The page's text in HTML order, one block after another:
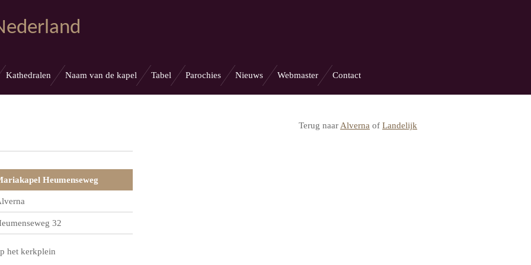
Kathedralen Naam van de kapel Tabel Parochies Nieuws Webmaster Contact
Terug naar Alverna of Landelijk
Heumenseweg
32
het kerkplein